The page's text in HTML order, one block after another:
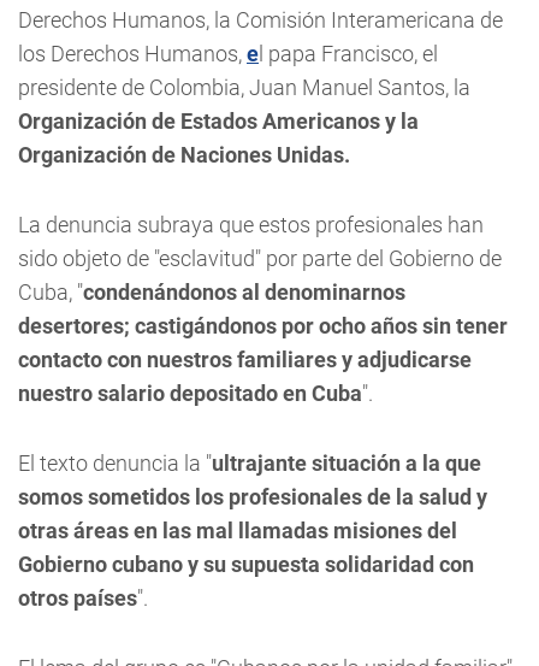
Derechos Humanos, la Comisión Interamericana de
los Derechos Humanos,e l papa Francisco, el
presidente de Colombia, Juan Manuel Santos, la
Organización de Estados Americanos y la
Organización de Naciones Unidas.
La denuncia subraya que estos profesionales han
sido objeto de "esclavitud" por parte del Gobierno de
Cuba, "condenándonos al denominarnos
desertores; castigándonos por ocho años sin tener
contacto con nuestros familiares y adjudicarse
nuestro salario depositado en Cuba".
El texto denuncia la "ultrajante situación a la que
somos sometidos los profesionales de la salud y
otras áreas en las mal llamadas misiones del
Gobierno cubano y su supuesta solidaridad con
otros países".